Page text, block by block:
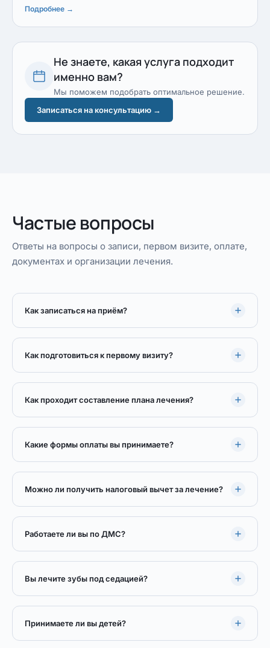
Подробнее →
Не знаете, какая услуга подходит
именно вам?
Мы поможем подобрать оптимальное решение.
Записаться на консультацию →
Частые вопросы
Ответы на вопросы о записи, первом визите, оплате,
документах и организации лечения.
Как записаться на приём?
Как подготовиться к первому визиту?
Как проходит составление плана лечения?
Какие формы оплаты вы принимаете?
Можно ли получить налоговый вычет за лечение?
Работаете ли вы по ДМС?
Вы лечите зубы под седацией?
Принимаете ли вы детей?